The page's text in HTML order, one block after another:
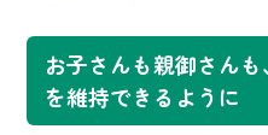
お子さんも親御さん
を維持できるように